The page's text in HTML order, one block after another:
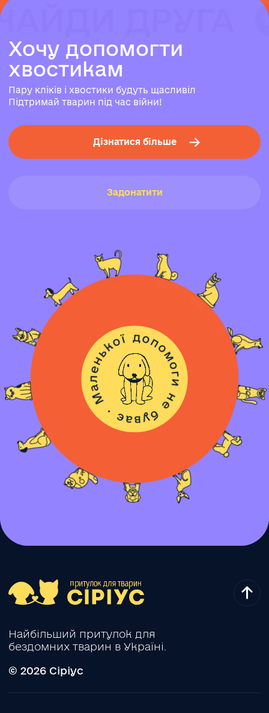
ДРУГА
ДРУГА
ДРУГА
Хочу допомогти
хвостикам
Пару кліків і хвостики будуть щасливіл
Підтримай тварин під час війни!
Дізнатися більше
Задонатити
Найбільший притулок для
бездомних тварин в Україні.
© 2026 Сіріус